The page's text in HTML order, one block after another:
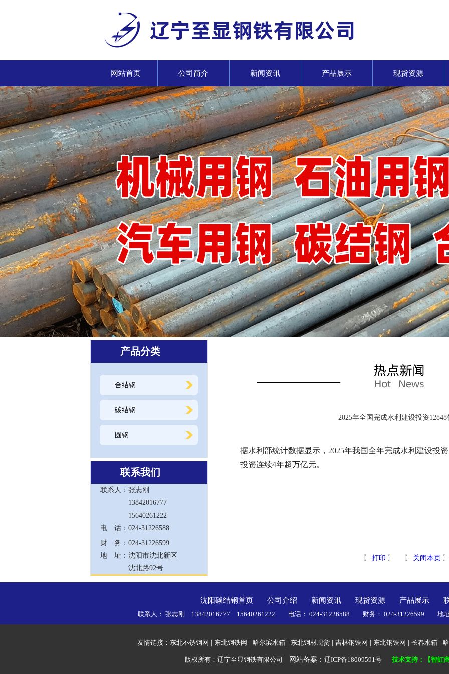
网站首页 公司简介 新闻资讯 产品展示 现货资源
产品分类
合结钢
碳结钢
圆钢
联系我们
联系人： 张志刚
13842016777
15640261222
电 话： 024-31226588
财 务： 024-31226599
地 址： 沈阳市沈北新区
沈北路92号
2025年全国完成水利建设投资12848
据水利部统计数据显示，2025年我国全年完成水利建设投
投资连续4年超万亿元。
〖 打印 〗 〖 关闭本页
沈阳碳结钢首页 公司介绍 新闻资讯 现货资源 产品展示
联系人： 张志刚 13842016777 15640261222 电话： 024-31226588 财务： 024-31226599 地址
友情链接： 东北不锈钢网 东北钢铁网 哈尔滨水箱 东北钢材现货 吉林钢铁网 东北钢铁网 长春水箱
版权所有：辽宁至显钢铁有限公司 网站备案： 辽ICP备18009591号 技术支持：【智虹